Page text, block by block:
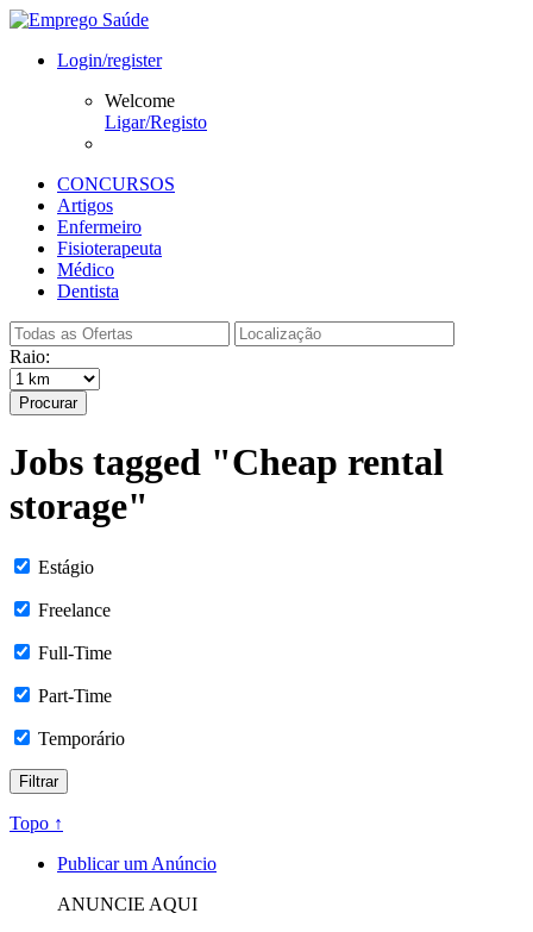
Login/register
Welcome
Ligar/Registo
CONCURSOS
Artigos
Enfermeiro
Fisioterapeuta
Médico
Dentista
Raio:
Procurar
Jobs tagged "Cheap rental
storage"
Estágio
Freelance
Full-Time
Part-Time
Temporário
Topo ↑
Publicar um Anúncio
ANUNCIE AQUI